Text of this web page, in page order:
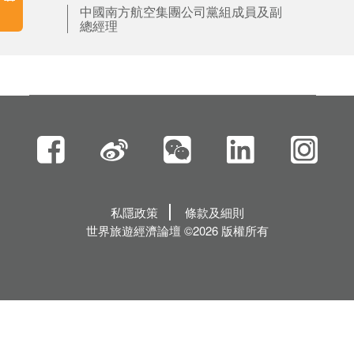
中國南方航空集團公司黨組成員及副
總經理
私隱政策
條款及細則
世界旅遊經濟論壇 ©2026 版權所有